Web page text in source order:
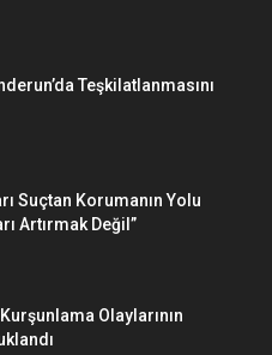
Teşkilatlanmasını
Suçtan Korumanın Yolu
Artırmak Değil”
Olaylarının